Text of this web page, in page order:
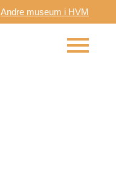
Andre museum i HVM